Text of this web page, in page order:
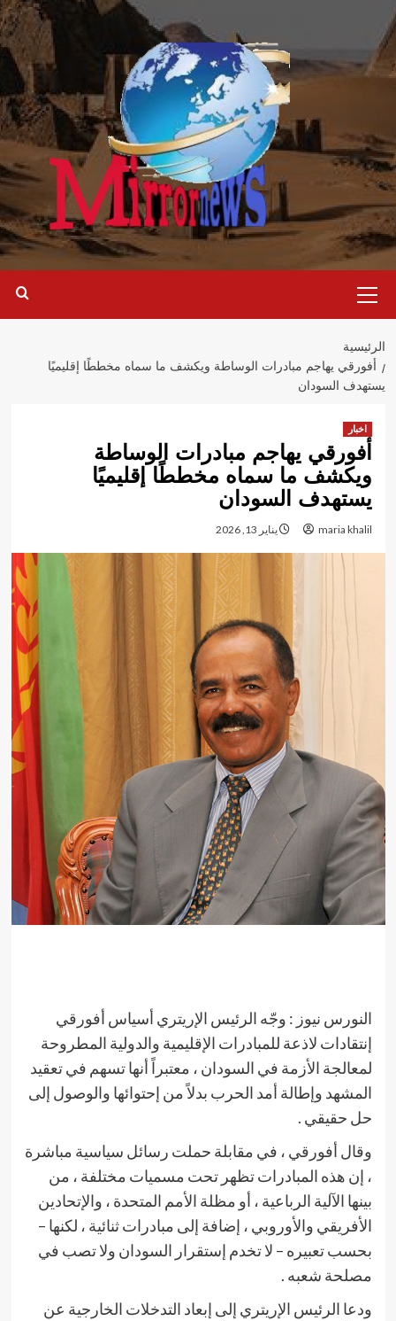
تخطي
إلى
المحتوى
الرئيسية
الرئيسية
أفورقي يهاجم مبادرات الوساطة ويكشف ما سماه مخططًا إقليميًا
يستهدف السودان
اخبار
أفورقي يهاجم مبادرات الوساطة
ويكشف ما سماه مخططًا إقليميًا
يستهدف السودان
maria khalil يناير 13, 2026
النورس نيوز : وجّه الرئيس الإريتري أسياس أفورقي
إنتقادات لاذعة للمبادرات الإقليمية والدولية المطروحة
لمعالجة الأزمة في السودان ، معتبراً أنها تسهم في تعقيد
المشهد وإطالة أمد الحرب بدلاً من إحتوائها والوصول إلى
حل حقيقي .
وقال أفورقي ، في مقابلة حملت رسائل سياسية مباشرة
، إن هذه المبادرات تظهر تحت مسميات مختلفة ، من
بينها الآلية الرباعية ، أو مظلة الأمم المتحدة ، والإتحادين
الأفريقي والأوروبي ، إضافة إلى مبادرات ثنائية ، لكنها –
بحسب تعبيره – لا تخدم إستقرار السودان ولا تصب في
مصلحة شعبه .
ودعا الرئيس الإريتري إلى إبعاد التدخلات الخارجية عن